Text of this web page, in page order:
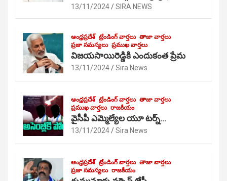
13/11/2024 SIRA NEWS
ఆంధ్రప్రదేశ్ ట్రేండింగ్ వార్తలు తాజా వార్తలు
ప్రజా సమస్యలు ప్రముఖ వార్తలు
విజయసాయిరెడ్డికి ఎందుకంత ప్రేమ
13/11/2024 Sira News
ఆంధ్రప్రదేశ్ ట్రేండింగ్ వార్తలు తాజా వార్తలు
ప్రముఖ వార్తలు రాజకీయం
వైసీపీ ఎమ్మెల్యేల యూ టర్న్…
13/11/2024 Sira News
ఆంధ్రప్రదేశ్ ట్రేండింగ్ వార్తలు తాజా వార్తలు
ప్రజా సమస్యలు రాజకీయం